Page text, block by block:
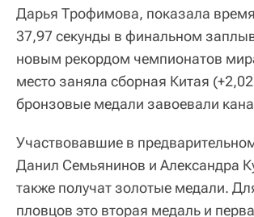
Дарья Трофимова, показала
37,97 секунды в финальном
новым рекордом чемпионатов
место заняла сборная Китая
бронзовые медали завоевали
Участвовавшие в
Данил Семьянинов и Александра
также получат золотые медали.
пловцов это вторая медаль и